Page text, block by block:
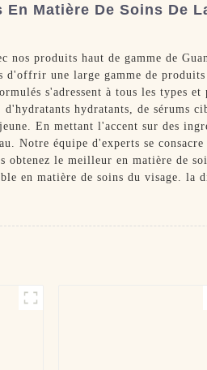
Matière De Soins De
produits haut de gamme de
une large gamme de
s'adressent à tous les types et
hydratants, de sérums
En mettant l'accent sur des
Notre équipe d'experts se
le meilleur en matière de
en matière de soins du visage. la